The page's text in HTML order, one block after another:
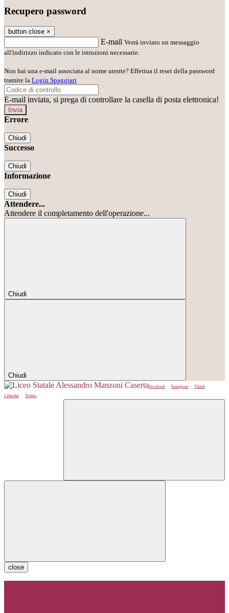
Recupero password
button close ×
E-mail Verrà inviato un messaggio
all'indirizzo indicato con le istruzioni necessarie.
Non hai una e-mail associata al nome utente? Effettua il reset della password
tramite la Login Spaggiari
E-mail inviata, si prega di controllare la casella di posta elettronica!
Errore
Chiudi
Successo
Chiudi
Informazione
Chiudi
Attendere...
Attendere il completamento dell'operazione...
Chiudi
Chiudi
Facebook Instagram
Tiktok
Linkedin
Twitter
close